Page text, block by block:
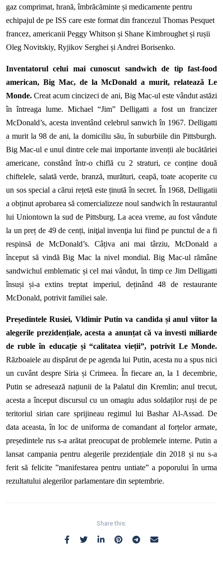
gaz comprimat, hrană, îmbrăcăminte și medicamente pentru
echipajul de pe ISS care este format din francezul Thomas Pesquet
francez, americanii Peggy Whitson și Shane Kimbroughet și rușii
Oleg Novitskiy, Ryjikov Serghei și Andrei Borisenko.
Inventatorul celui mai cunoscut sandwich de tip fast-food
american, Big Mac, de la McDonald a murit, relatează Le
Monde. Creat acum cincizeci de ani, Big Mac-ul este vândut astăzi
în întreaga lume. Michael “Jim” Delligatti a fost un francizer
McDonald’s, acesta inventând celebrul sanwich în 1967.Delligatti
a murit la 98 de ani, la domiciliu său, în suburbiile din Pittsburgh.
Big Mac-ul e unul dintre cele mai importante invenții ale bucătăriei
americane, constând într-o chiflă cu 2 straturi,ce conținedouă
chiftelele, salată verde, branză, murături, ceapă, toate acoperite cu
un sos special a cărui rețetă este ținută în secret. În 1968, Delligatii
a obținut aprobarea să comercializeze noul sandwich în restaurantul
lui Uniontown la sud de Pittsburg. La acea vreme, au fost vândute
la un preț de 49 de cenți, iniţial invenţia lui fiind pe punctul de a fi
respinsă de McDonald’s. Câțiva ani mai târziu, McDonald a
început să vindă Big Mac la nivel mondial. Big Mac-ul rămâne
sandwichul emblematic și cel mai vândut,în timp ceJim Delligatti
însușiși-a extins treptat imperiul, deținând 48 de restaurante
McDonald, potrivit familiei sale.
Președintele Rusiei, Vldimir Putin va candida și anul viitor la
alegerile prezidențiale, acesta a anunțat că va investi miliarde
de ruble în educație și “calitatea vieții”, potrivit Le Monde.
Războaiele au dispărut de pe agenda lui Putin, acesta nu a spus nici
un cuvânt despre Siria și Crimeea. În fiecare an, la 1 decembrie,
Putin se adresează națiunii de la Palatul din Kremlin; anul trecut,
acesta a început discursul cu un omagiu adus soldaților ruși de pe
teritoriul sirian care sprijineau regimul lui Bashar Al-Assad. De
data aceasta, în loc de uniforma de comandant al forțelor armate,
președintele rus s-a arătatpreocupat de problemele interne. Putin a
lansat campania pentru alegerile prezidențiale din 2018 și nu s-a
ferit să felicite ”manifestarea pentru untiate” a poporului în urma
rezultatului alegerilor parlamentare din septembrie.
Share this: